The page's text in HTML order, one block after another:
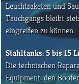
Leuchtraketen und
Tauchgangs bleibt
eingreifen zu können.
Stahltanks: 5 bis 15
Die technischen
Equipment, den